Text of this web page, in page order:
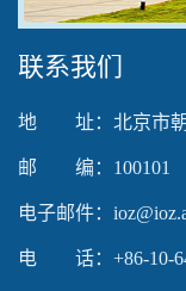
联系我们
地 址：北京市朝
邮 编：100101
电子邮件：
电 话：+86-10-